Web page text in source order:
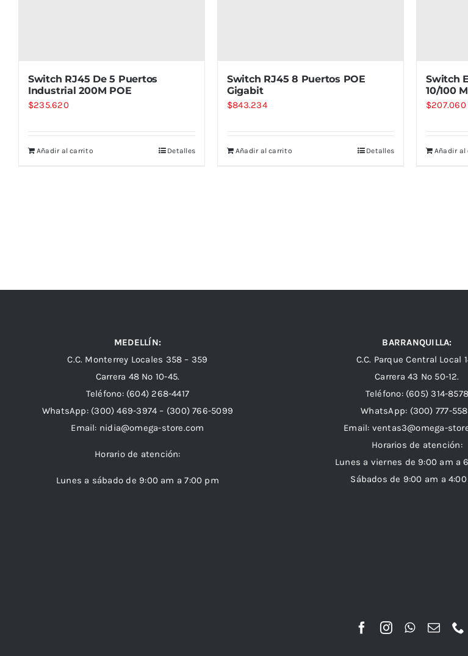
Switch RJ45 De 5 Puertos
Industrial 200M POE
$235.620
Añadir al carrito Detalles
Switch RJ45 8 Puertos POE
Gigabit
$843.234
Añadir al carrito Detalles
Switch
10/100
$207.060
Añadir al
MEDELLÍN:
C.C. Monterrey Locales 358 – 359
Carrera 48 Nº 10-45.
Teléfono: (604) 268-4417
WhatsApp: (300) 469-3974 – (300) 766-5099
Email: nidia@omega-store.com
Horario de atención:
Lunes a sábado de 9:00 am a 7:00 pm
BARRANQUILLA:
C.C. Parque Central Local
Carrera 43 Nº 50-12.
Teléfono: (605) 314-8578
WhatsApp: (300) 777-
Email: ventas3@omega-
Horarios de atención:
Lunes a viernes de 9:00 am a
Sábados de 9:00 am a